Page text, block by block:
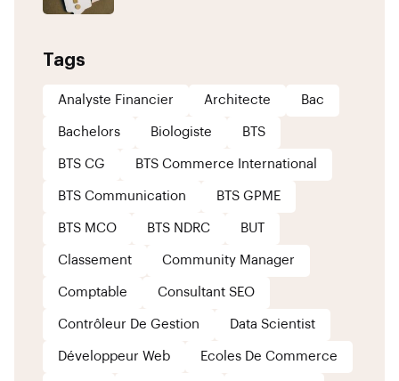
Tags
Analyste Financier Architecte Bac
Bachelors Biologiste BTS
BTS CG BTS Commerce International
BTS Communication BTS GPME
BTS MCO BTS NDRC BUT
Classement Community Manager
Comptable Consultant SEO
Contrôleur De Gestion Data Scientist
Développeur Web Ecoles De Commerce